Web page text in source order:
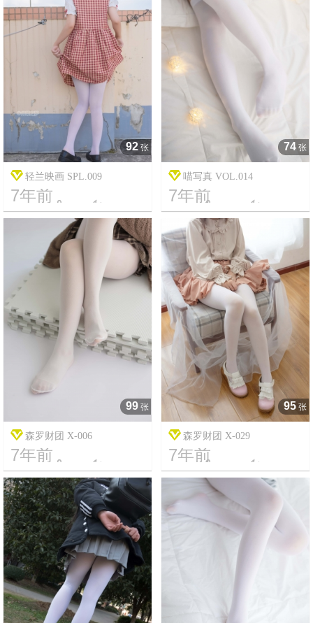
92 张
轻兰映画 SPL.009
7年前
7 1595
74 张
喵写真 VOL.014
7年前
17 2557
99 张
森罗财团 X-006
7年前
7 2860
95 张
森罗财团 X-029
7年前
16 2572